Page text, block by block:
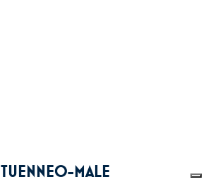
TUENNEO-MALE